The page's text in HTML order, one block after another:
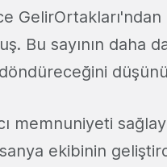
Bu sayının daha
memnuniyeti
ekibinin